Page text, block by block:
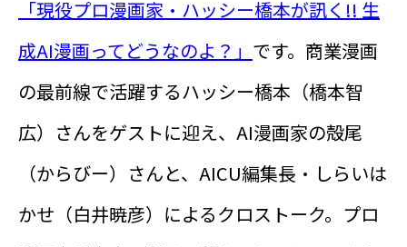
「現役プロ漫画家・ハッシー橋本が訊く!! 生
成AI漫画ってどうなのよ？」 です。商業漫画
の最前線で活躍するハッシー橋本（橋本智
広）さんをゲストに迎え、AI漫画家の殻尾
（からびー）さんと、AICU編集長・しらいは
かせ（白井暁彦）によるクロストーク。プロ